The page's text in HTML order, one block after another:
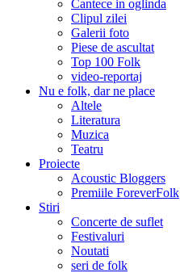
Cantece in oglinda
Clipul zilei
Galerii foto
Piese de ascultat
Top 100 Folk
video-reportaj
Nu e folk, dar ne place
Altele
Literatura
Muzica
Teatru
Proiecte
Acoustic Bloggers
Premiile ForeverFolk
Stiri
Concerte de suflet
Festivaluri
Noutati
seri de folk